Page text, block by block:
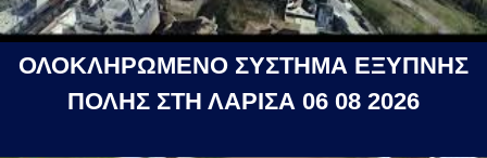
ΟΛΟΚΛΗΡΩΜΕΝΟ ΣΥΣΤΗΜΑ ΕΞΥΠΝΗΣ
ΠΟΛΗΣ ΣΤΗ ΛΑΡΙΣΑ 06 08 2026